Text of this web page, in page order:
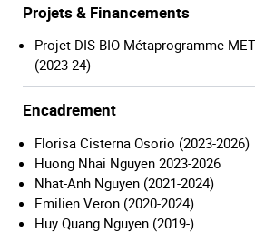
Projets & Financements
Projet DIS-BIO Métaprogramme
(2023-24)
Encadrement
Florisa Cisterna Osorio (2023-2026)
Huong Nhai Nguyen 2023-2026
Nhat-Anh Nguyen (2021-2024)
Emilien Veron (2020-2024)
Huy Quang Nguyen (2019-)